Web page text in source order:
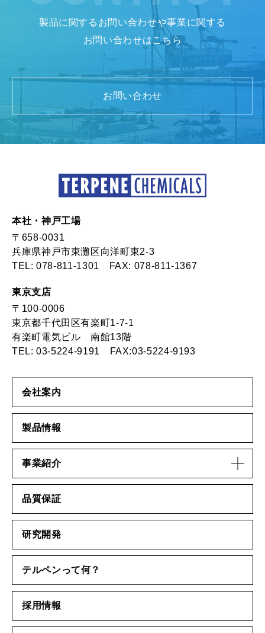
製品に関するお問い合わせや事業に関する
お問い合わせはこちら
お問い合わせ
本社・神戸工場
〒658-0031
兵庫県神戸市東灘区向洋町東2-3
TEL:078-811-1301 FAX: 078-811-1367
東京支店
〒100-0006
東京都千代田区有楽町1-7-1
有楽町電気ビル 南館13階
TEL:03-5224-9191 FAX:03-5224-9193
会社案内
製品情報
事業紹介
品質保証
研究開発
テルペンって何？
採用情報